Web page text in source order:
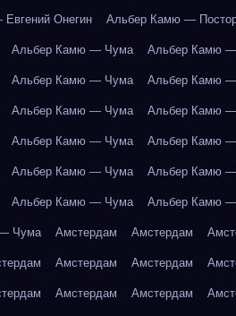
Онегин Альбер Камю —
Альбер Камю — Чума Альбер Камю
Альбер Камю — Чума Альбер Камю
Альбер Камю — Чума Альбер Камю
Альбер Камю — Чума Альбер Камю
Альбер Камю — Чума Альбер Камю
Альбер Камю — Чума Альбер Камю
Чума Амстердам Амстердам
Амстердам Амстердам
Амстердам Амстердам